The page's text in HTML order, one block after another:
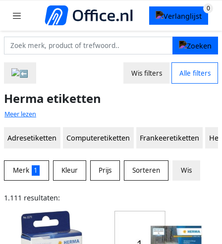
Wis filters Alle filters
Herma etiketten
Meer lezen
Adresetiketten Computeretiketten Frankeeretiketten
Merk 1 Kleur Prijs Sorteren Wis
1.111 resultaten: